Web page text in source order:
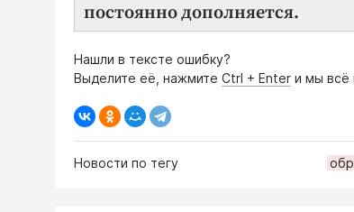
постоянно дополняется.
Нашли в тексте ошибку?
Выделите её, нажмите Ctrl + Enter и мы всё
Новости по тегу